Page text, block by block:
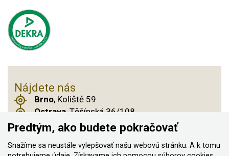
Nájdete nás
Brno, Koliště 59
Ostrava, Těšínská 36/108
Praha 14, Českobrodská 901
Predtým, ako budete pokračovať
Snažíme sa neustále vylepšovať našu webovú stránku. A k tomu